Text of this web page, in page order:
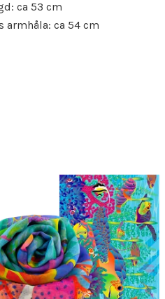
ca 53 cm
armhåla: ca 54 cm